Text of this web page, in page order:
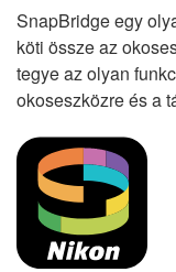
SnapBridge egy
köti össze az
tegye az olyan
okoseszközre és a